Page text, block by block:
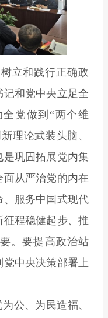
立和践行正确政
和党中央立足全
党做到 “两个维
理论武装头脑、
巩固拓展党内集
从严治党的内在
、服务中国式现代
程稳健起步、推
。要提高政治站
中央决策部署上
公、为民造福、